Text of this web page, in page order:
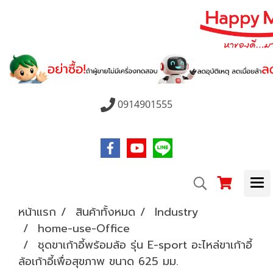
0914901555
หน้าแรก สินค้าทั้งหมด
Industry
home-use-Office
ชุดขาเก้าอี้พร้อมล้อ รุ่น E-sport อะไหล่ขาเก้าอี้
ล้อเก้าอี้เพื่อสุขภาพ ขนาด 625 มม.